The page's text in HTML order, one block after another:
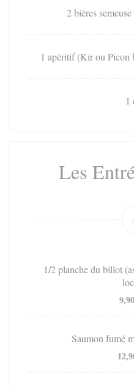
2 bières
1 apéritif (Kir ou Picon
1
Les
1/2 planche du billot
Saumon fumé